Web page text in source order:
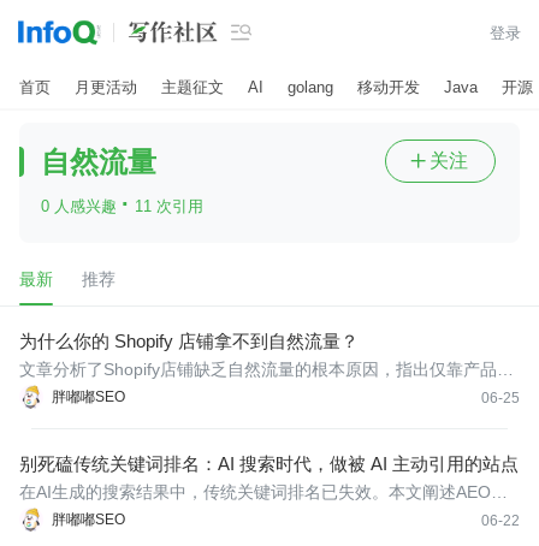
 登录
首页 月更活动 主题征文 AI golang 移动开发 Java 开源
自然流量
0 人感兴趣 · 11 次引用
 关注
最新 推荐
为什么你的 Shopify 店铺拿不到自然流量？
胖嘟嘟SEO 06-25
文章分析了Shopify店铺缺乏自然流量的根本原因，指出仅靠产品页
面无法满足搜索引擎需求，强调持续更新的博客内容和关键词布局
别死磕传统关键词排名：AI 搜索时代，做被 AI 主动引用的站点
胖嘟嘟SEO 06-22
在AI生成的搜索结果中，传统关键词排名已失效。本文阐述AEO
（生成引擎优化）概念，教你如何将文章拆解为可被AI直接摘取的